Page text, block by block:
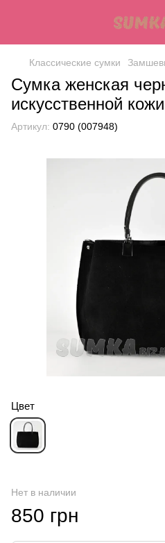
Классические сумки
Сумка женская
искусственной
Артикул: 0790 (007948)
Цвет
Нет в наличии
850 грн